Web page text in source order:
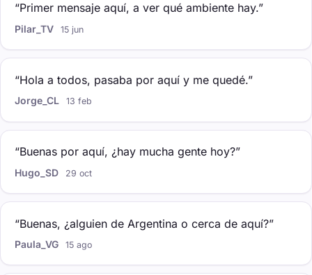
“Primer mensaje aquí, a ver qué ambiente hay.”
Pilar_TV 15 jun
“Hola a todos, pasaba por aquí y me quedé.”
Jorge_CL 13 feb
“Buenas por aquí, ¿hay mucha gente hoy?”
Hugo_SD 29 oct
“Buenas, ¿alguien de Argentina o cerca de aquí?”
Paula_VG 15 ago